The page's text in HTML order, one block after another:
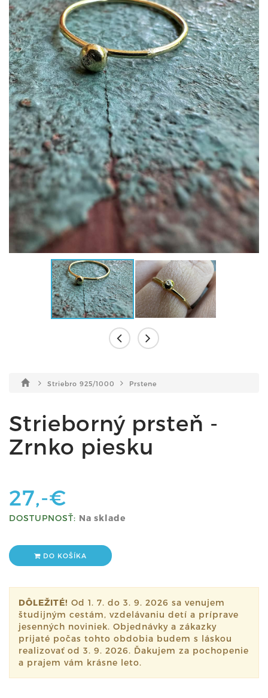
Striebro 925/1000 Prstene
Strieborný prsteň -
Zrnko piesku
27,-€
DOSTUPNOSŤ: Na sklade
DO KOŠÍKA
DÔLEŽITÉ! Od 1. 7. do 3. 9. 2026 sa venujem
študijným cestám, vzdelávaniu detí a príprave
jesenných noviniek. Objednávky a zákazky
prijaté počas tohto obdobia budem s láskou
realizovať od 3. 9. 2026. Ďakujem za pochopenie
a prajem vám krásne leto.